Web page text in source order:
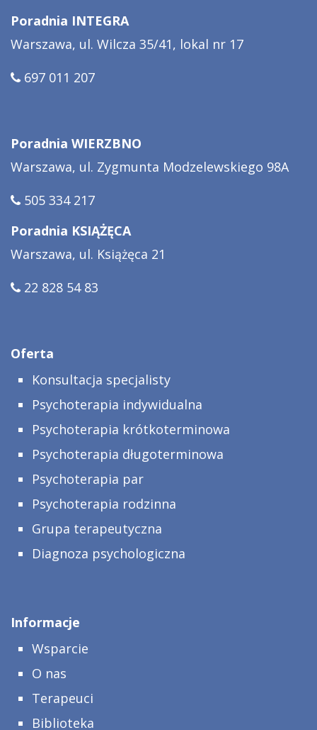
Poradnia INTEGRA
Warszawa, ul. Wilcza 35/41, lokal nr 17
697 011 207
Poradnia WIERZBNO
Warszawa, ul. Zygmunta Modzelewskiego 98A
505 334 217
Poradnia KSIĄŻĘCA
Warszawa, ul. Książęca 21
22 828 54 83
Oferta
Konsultacja specjalisty
Psychoterapia indywidualna
Psychoterapia krótkoterminowa
Psychoterapia długoterminowa
Psychoterapia par
Psychoterapia rodzinna
Grupa terapeutyczna
Diagnoza psychologiczna
Informacje
Wsparcie
O nas
Terapeuci
Biblioteka